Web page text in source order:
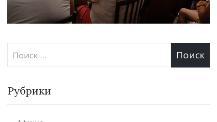
Рубрики